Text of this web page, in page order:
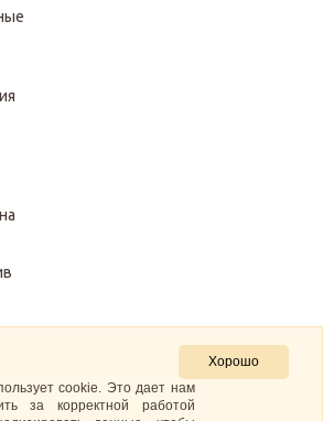
29
Хорошо
cookie. Это дает нам
за корректной работой